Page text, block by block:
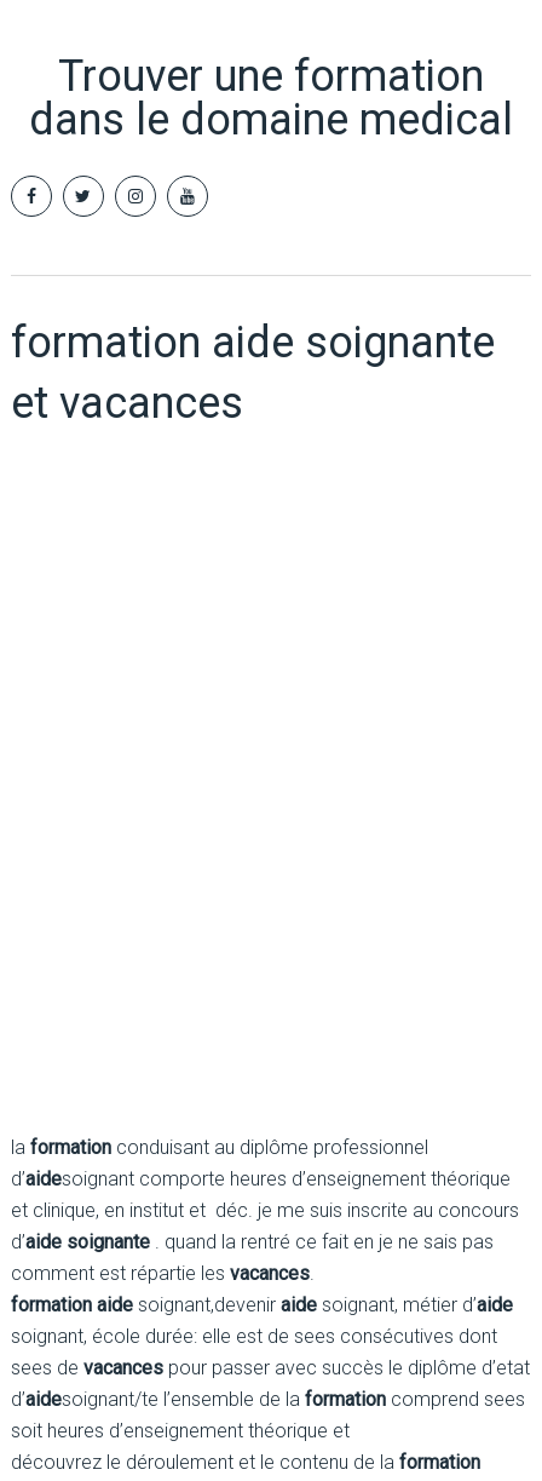
Trouver une formation
dans le domaine medical
formation aide soignante
et vacances
la formationconduisant au diplôme professionnel
d’aidesoignant comporte heures d’enseignement théorique
et clinique, en institut et déc. je me suis inscrite au concours
d’aide soignante. quand la rentré ce fait en je ne sais pas
comment est répartie les vacances.
formation aidesoignant,devenir aidesoignant, métier d’aide
soignant, école durée: elle est de sees consécutives dont
sees de vacancespour passer avec succès le diplôme d’etat
d’aidesoignant/te l’ensemble de la formationcomprend sees
soit heures d’enseignement théorique et
découvrez le déroulement et le contenu de la formation